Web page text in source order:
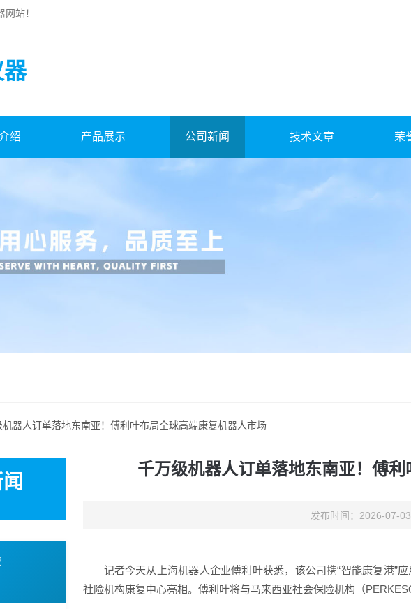
网站！
绍 产品展示 公司新闻 技术文章 荣
机器人订单落地东南亚！傅利叶布局全球高端康复机器人市场
千万级机器人订单落地东南亚！傅
发布时间：2026-07-03
记者今天从上海机器人企业傅利叶获悉，该公司携“智能康复港”
社险机构康复中心亮相。傅利叶将与马来西亚社会保险机构（